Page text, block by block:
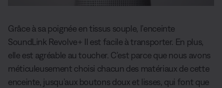
Grâce à sa poignée en tissus souple, l’enceinte
SoundLink Revolve+ II est facile à transporter. En plus,
elle est agréable au toucher. C’est parce que nous avons
méticuleusement choisi chacun des matériaux de cette
enceinte, jusqu’aux boutons doux et lisses, qui font que